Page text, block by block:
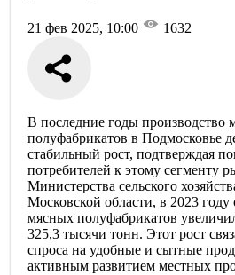
21 фев 2025, 10:00 1632
В последние годы производство
полуфабрикатов в Подмосковье
стабильный рост, подтверждая
потребителей к этому сегменту
Министерства сельского
Московской области, в 2023 году
мясных полуфабрикатов
325,3 тысячи тонн. Этот рост
спроса на удобные и сытные
активным развитием местных